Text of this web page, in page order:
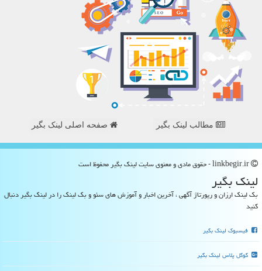
مطالب لینک بگیر صفحه اصلی لینک بگیر
لینك بگیر
بک لینک ارزان و رپورتاژ آگهی ، آخرین اخبار و آموزش های سئو و بک لینک را در لینک بگیر دنبال
کنید
فیسبوک لینک بگیر
گوگل پلاس لینک بگیر